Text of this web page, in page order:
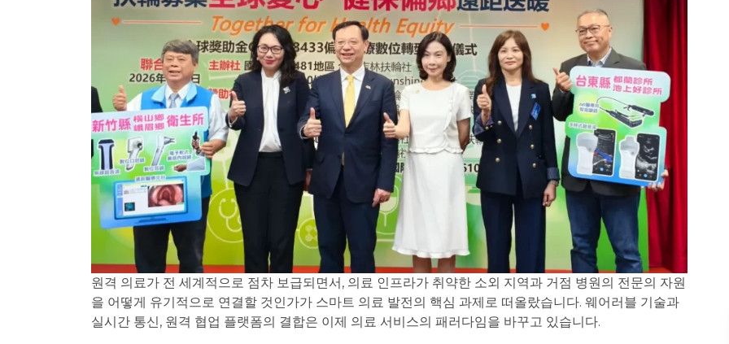
원격 의료가 전 세계적으로 점차 보급되면서, 의료 인프라가 취약한 소외 지역과 거점 병원의 전문의 자원
을 어떻게 유기적으로 연결할 것인가가 스마트 의료 발전의 핵심 과제로 떠올랐습니다. 웨어러블 기술과
실시간 통신, 원격 협업 플랫폼의 결합은 이제 의료 서비스의 패러다임을 바꾸고 있습니다.